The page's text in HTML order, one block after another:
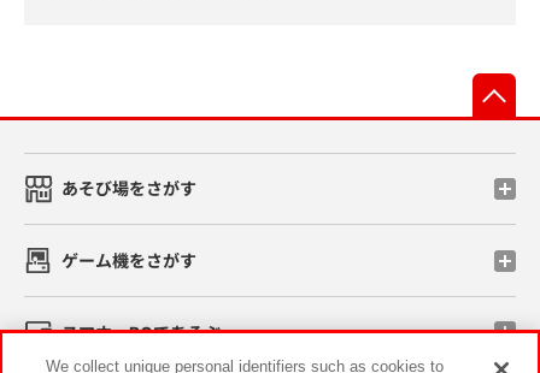
あそび場をさがす
ゲーム機をさがす
スマホ・PCであそぶ
We collect unique personal identifiers such as cookies to